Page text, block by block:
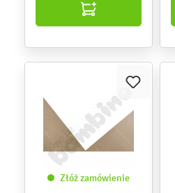
Złóż zamówienie